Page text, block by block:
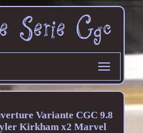
Variante CGC 9.8
Kirkham x2 Marvel